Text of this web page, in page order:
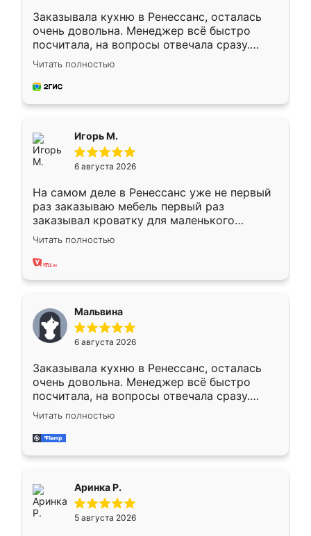
Заказывала кухню в Ренессанс, осталась
очень довольна. Менеджер всё быстро
посчитала, на вопросы отвечала сразу.
Замерщик приехал в субботу, подошёл к
делу со всей ответственностью. Собрали
за день, ребята работали аккуратно, даже
Читать полностью
Игорь М.
6 августа 2026
На самом деле в Ренессанс уже не первый
раз заказываю мебель первый раз
заказывал кроватку для маленького
ребёнка при его рождении ,во второй раз
заказал шкаф-купе. По качеству очень
хорошее сборка достаточно быстрая,
меньше, здесь же он более разнообразный.
Мне нравится ,если что-то потребуется из
мебели буду заказывать только здесь.
Читать полностью
Мальвина
6 августа 2026
Заказывала кухню в Ренессанс, осталась
очень довольна. Менеджер всё быстро
посчитала, на вопросы отвечала сразу.
Замерщик приехал в субботу, подошёл к
делу со всей ответственностью. Собрали
за день, ребята работали аккуратно, даже
Читать полностью
Аринка Р.
5 августа 2026